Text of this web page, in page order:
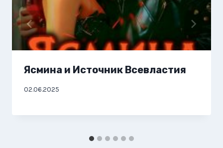
Ясмина и Источник Всевластия
02.06.2025